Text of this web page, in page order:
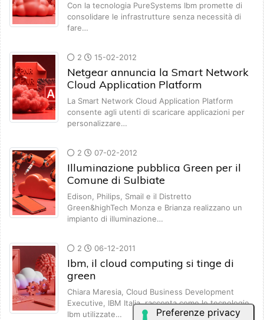
Con la tecnologia PureSystems Ibm promette di
consolidare le infrastrutture senza necessità di
fare…
2 15-02-2012
Netgear annuncia la Smart Network
Cloud Application Platform
La Smart Network Cloud Application Platform
consente agli utenti di scaricare applicazioni per
personalizzare…
2 07-02-2012
Illuminazione pubblica Green per il
Comune di Sulbiate
Edison, Philips, Smail e il Distretto
Green&highTech Monza e Brianza realizzano un
impianto di illuminazione…
2 06-12-2011
Ibm, il cloud computing si tinge di
green
Chiara Maresia, Cloud Business Development
Executive, IBM Italia, racconta come le tecnologie
Ibm utilizzate…